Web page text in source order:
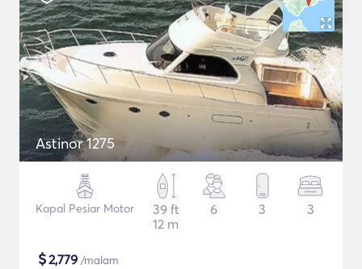
Astinor 1275
Kapal Pesiar Motor
39 ft
12 m
6 3 3
$2,779 /malam